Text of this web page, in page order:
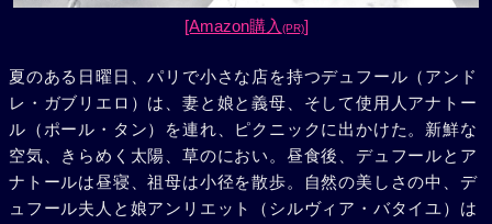
[Amazon購入 (PR)]
夏のある日曜日、パリで小さな店を持つデュフール（アンド
レ・ガブリエロ）は、妻と娘と義母、そして使用人アナトー
ル（ポール・タン）を連れ、ピクニックに出かけた。新鮮な
空気、きらめく太陽、草のにおい。昼食後、デュフールとア
ナトールは昼寝、祖母は小径を散歩。自然の美しさの中、デ
ュフール夫人と娘アンリエット（シルヴィア・バタイユ）は